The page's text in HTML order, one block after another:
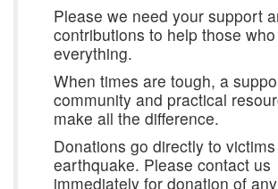
Please we need your support
contributions to help those
everything.
When times are tough, a
community and practical
make all the difference.
Donations go directly to
earthquake. Please contact us
immediately for donation of